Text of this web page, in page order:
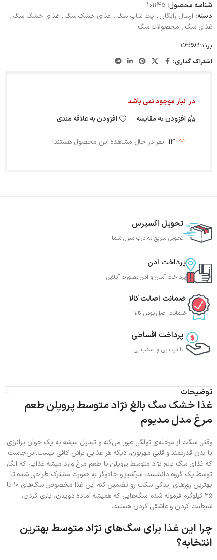
شناسه محصول: 101145
دسته: ارسال رایگان, پت شاپ سگ, غذای خشک سگ, غذای خشک سگ,
غذای سگ, محصولات سگ
برند:پروپلن
اشتراک گذاری:
در انبار موجود نمی باشد
افزودن به مقایسه
افزودن به علاقه مندی
13 نفر در حال مشاهده این محصول هستند!
تحویل اکسپرس
تحویل سریع به درب منزل شما
پرداخت امن
پرداخت آسان و امن بصورت آنلاین
ضمانت اصالت کالا
ضمانت اصل بودن کالا
پرداخت اقساطی
با ترب‌ پی و اسنپ پی
توضیحات
غذا خشک سگ بالغ نژاد متوسط پروپلن طعم
مرغ مدل مدیوم
وقتی سگت از مرحله‌ی تولگی عبور می‌کنه و تبدیل میشه به یک جوان پرانرژی
با بدن قدرتمند و قلبی مهربون، دیگه هر غذایی براش کافی نیست.این‌جاست
که غذای سگ بالغ نژاد متوسط پروپلن با طعم مرغ وارد میشه غذایی که انگار
توسط یک گروه دانشمند، سرآشپز و جادوگر به صورت مشترک طراحی شده تا
بهترین روزهای زندگی سگت رو تضمین کنه این غذا مخصوص سگ‌های ۱۰ تا
۲۵ کیلوگرم فرموله شده؛ سگ‌هایی که همیشه آماده دویدن، بازی کردن،
شیطنت کردن و عاشقی کردن هستند.
چرا این غذا برای سگ‌های نژاد متوسط بهترین
انتخابه؟